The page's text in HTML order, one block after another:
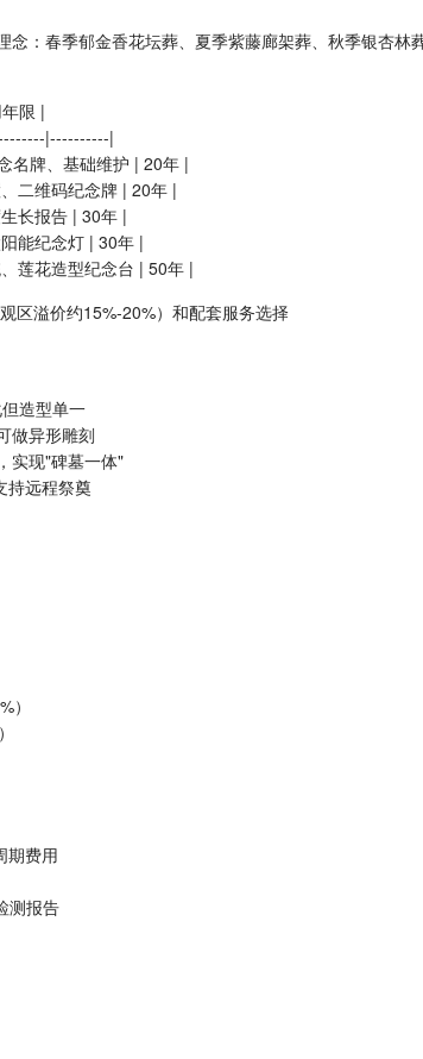
：春季郁金香花坛葬、夏季紫藤廊架葬、秋季银杏林
限 |
|----------|
名牌、基础维护 | 20年 |
二维码纪念牌 | 20年 |
长报告 | 30年 |
能纪念灯 | 30年 |
莲花造型纪念台 | 50年 |
区溢价约15%-20%）和配套服务选择
造型单一
做异形雕刻
实现"碑墓一体"
持远程祭奠
期费用
测报告